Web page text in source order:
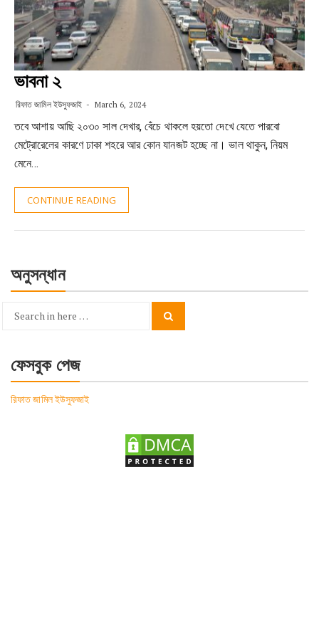
ভাবনা ২
রিফাত জামিল ইউসুফজাই March 6, 2024
তবে আশায় আছি ২০৩০ সাল দেখার, বেঁচে থাকলে হয়তো দেখে যেতে পারবো
মেট্রোরেলের কারণে ঢাকা শহরে আর কোন যানজট হচ্ছে না। ভাল থাকুন, নিয়ম
মেনে…
CONTINUE READING
অনুসন্ধান
Search
ফেসবুক পেজ
রিফাত জামিল ইউসুফজাই